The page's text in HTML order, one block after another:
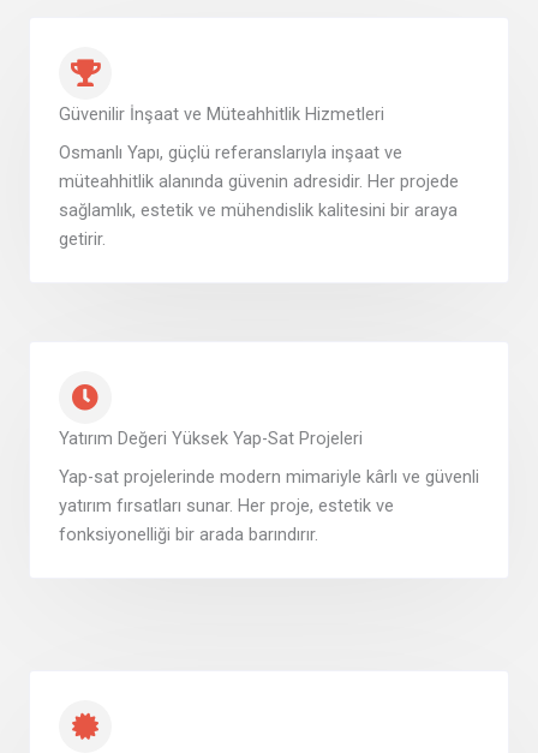
Güvenilir İnşaat ve Müteahhitlik Hizmetleri
Osmanlı Yapı, güçlü referanslarıyla inşaat ve
müteahhitlik alanında güvenin adresidir. Her projede
sağlamlık, estetik ve mühendislik kalitesini bir araya
getirir.
Yatırım Değeri Yüksek Yap-Sat Projeleri
Yap-sat projelerinde modern mimariyle kârlı ve güvenli
yatırım fırsatları sunar. Her proje, estetik ve
fonksiyonelliği bir arada barındırır.